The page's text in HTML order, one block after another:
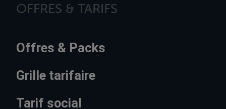
OFFRES & TARIFS
Offres & Packs
Grille tarifaire
Tarif social